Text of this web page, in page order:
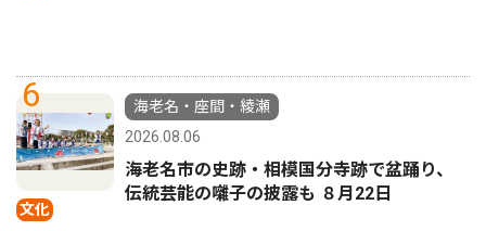
6
文化
海老名・座間・綾瀬
2026.08.06
海老名市の史跡・相模国分寺跡で盆踊り、
伝統芸能の囃子の披露も ８月22日